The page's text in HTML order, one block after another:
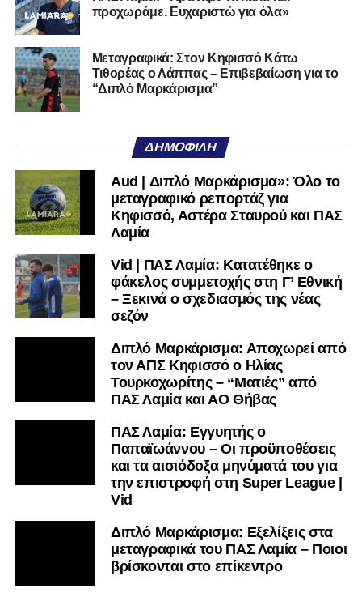
Τον καλωσορίζουμε στην οικογένεια του Σαρωνικού και
του ευχόμαστε υγεία και επιτυχίες.»
Ακολουθήστε τοlamiara.grστοGoogle Newsγια να
μαθαίνετε πρώτοι τα κυανόλευκα νέα στην Ελλάδα και τον
Twitterκαι στοInstagram
μαθαίνετε σε χρόνο dt όλα τα νέα.
προχωράμε. Ευχαριστώ για όλα»
Μεταγραφικά: Στον Κηφισσό Κάτω
Τιθορέας ο Λάππας – Επιβεβαίωση για το
“Διπλό Μαρκάρισμα”
ΔΗΜΟΦΙΛΉ
Aud | Διπλό Μαρκάρισμα»: Όλο το
μεταγραφικό ρεπορτάζ για
Κηφισσό, Αστέρα Σταυρού και ΠΑΣ
Λαμία
Vid | ΠΑΣ Λαμία: Κατατέθηκε ο
φάκελος συμμετοχής στη Γ’ Εθνική
– Ξεκινά ο σχεδιασμός της νέας
σεζόν
Διπλό Μαρκάρισμα: Αποχωρεί από
τον ΑΠΣ Κηφισσό ο Ηλίας
Τουρκοχωρίτης – “Ματιές” από
ΠΑΣ Λαμία και ΑΟ Θήβας
ΠΑΣ Λαμία: Εγγυητής ο
Παπαϊωάννου – Οι προϋποθέσεις
και τα αισιόδοξα μηνύματά του για
την επιστροφή στη Super League |
Vid
Διπλό Μαρκάρισμα: Εξελίξεις στα
μεταγραφικά του ΠΑΣ Λαμία – Ποιοι
βρίσκονται στο επίκεντρο